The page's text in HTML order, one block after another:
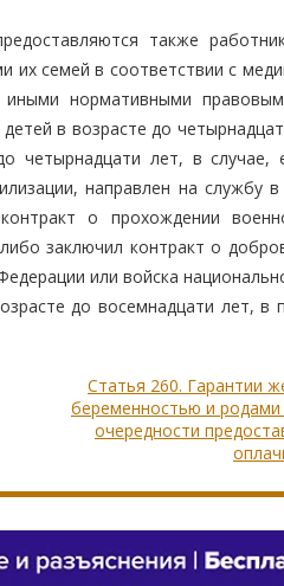
также
семей в соответствии с
нормативными
в возрасте до
четырнадцати лет, в случае,
направлен на службу в
о прохождении
заключил контракт о
или войска
до восемнадцати лет, в
Статья 260. Гарантии
беременностью и родами
очередности